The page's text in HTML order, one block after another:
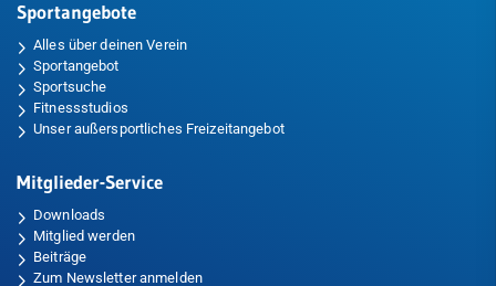
Sportangebote
Alles über deinen Verein
Sportangebot
Sportsuche
Fitnessstudios
Unser außersportliches Freizeitangebot
Mitglieder-Service
Downloads
Mitglied werden
Beiträge
Zum Newsletter anmelden